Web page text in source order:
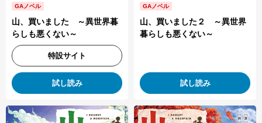
GAノベル
山、買いました ～異世界暮
らしも悪くない～
特設サイト
試し読み
GAノベル
山、買いました２ ～異世界
暮らしも悪くない～
試し読み